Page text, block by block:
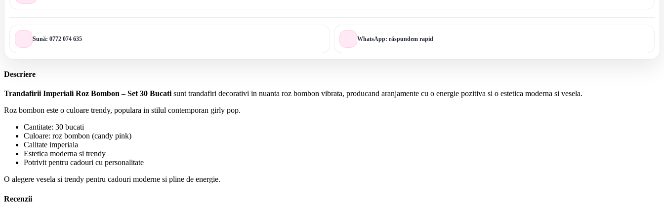
Sună: 0772 074 635 WhatsApp: răspundem rapid
Descriere
Trandafirii Imperiali Roz Bombon – Set 30 Bucatisunt trandafiri decorativi in nuanta roz bombon vibrata, producand aranjamente cu o energie pozitiva si o estetica moderna si vesela.
Roz bombon este o culoare trendy, populara in stilul contemporan girly pop.
Cantitate: 30 bucati
Culoare: roz bombon (candy pink)
Calitate imperiala
Estetica moderna si trendy
Potrivit pentru cadouri cu personalitate
O alegere vesela si trendy pentru cadouri moderne si pline de energie.
Recenzii